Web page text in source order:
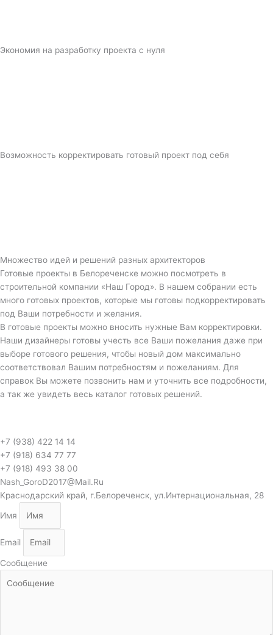
Экономия на разработку проекта с нуля
Возможность корректировать готовый проект под себя
Множество идей и решений разных архитекторов
Готовые проекты в Белореченске можно посмотреть в
строительной компании «Наш Город». В нашем собрании есть
много готовых проектов, которые мы готовы подкорректировать
под Ваши потребности и желания.
В готовые проекты можно вносить нужные Вам корректировки.
Наши дизайнеры готовы учесть все Ваши пожелания даже при
выборе готового решения, чтобы новый дом максимально
соответствовал Вашим потребностям и пожеланиям. Для
справок Вы можете позвонить нам и уточнить все подробности,
а так же увидеть весь каталог готовых решений.
+7 (938) 422 14 14
+7 (918) 634 77 77
+7 (918) 493 38 00
Nash_GoroD2017@Mail.Ru
Краснодарский край, г.Белореченск, ул.Интернациональная, 28
Имя
Email
Сообщение